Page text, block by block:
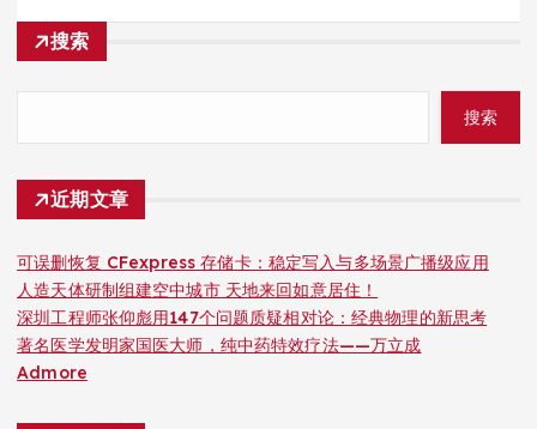
搜索
搜索
近期文章
可误删恢复 CFexpress 存储卡：稳定写入与多场景广播级应用
人造天体研制组建空中城市 天地来回如意居住！
深圳工程师张仰彪用147个问题质疑相对论：经典物理的新思考
著名医学发明家国医大师，纯中药特效疗法——万立成
Admore